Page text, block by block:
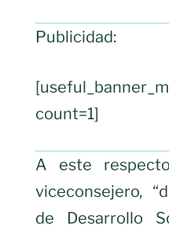
Publicidad:
count=1]
A este
viceconsejero,
de Desarrollo